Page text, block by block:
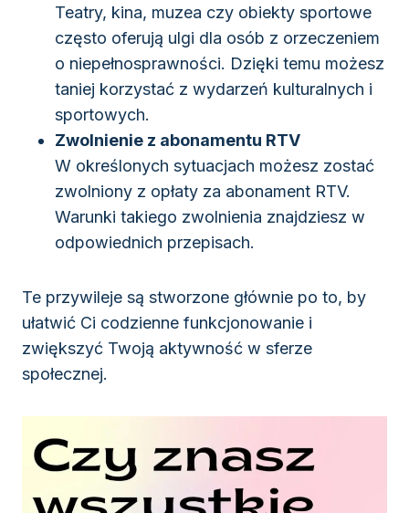
Teatry, kina, muzea czy obiekty sportowe
często oferują ulgi dla osób z orzeczeniem
o niepełnosprawności. Dzięki temu możesz
taniej korzystać z wydarzeń kulturalnych i
sportowych.
Zwolnienie z abonamentu RTV
W określonych sytuacjach możesz zostać
zwolniony z opłaty za abonament RTV.
Warunki takiego zwolnienia znajdziesz w
odpowiednich przepisach.
Te przywileje są stworzone głównie po to, by
ułatwić Ci codzienne funkcjonowanie i
zwiększyć Twoją aktywność w sferze
społecznej.